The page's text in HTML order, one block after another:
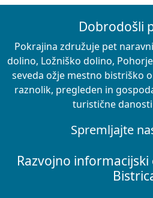
Razvojno
Dobrodošli
Pokrajina združuje pet
dolino, Ložniško dolino,
seveda ožje mestno bistriško
raznolik, pregleden in
turistične
Spremljajte